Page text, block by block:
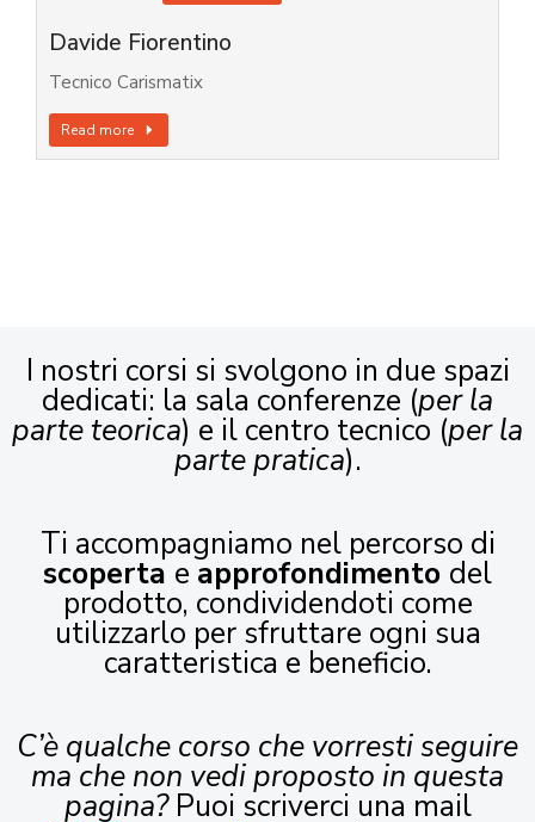
Davide Fiorentino
Tecnico Carismatix
Read more
I nostri corsi si svolgono in due spazi
dedicati: la sala conferenze (per la
parte teorica) e il centro tecnico (per la
parte pratica).
Ti accompagniamo nel percorso di
scoperta e approfondimento del
prodotto, condividendoti come
utilizzarlo per sfruttare ogni sua
caratteristica e beneficio.
C’è qualche corso che vorresti seguire
ma che non vedi proposto in questa
pagina?Puoi scriverci una mail